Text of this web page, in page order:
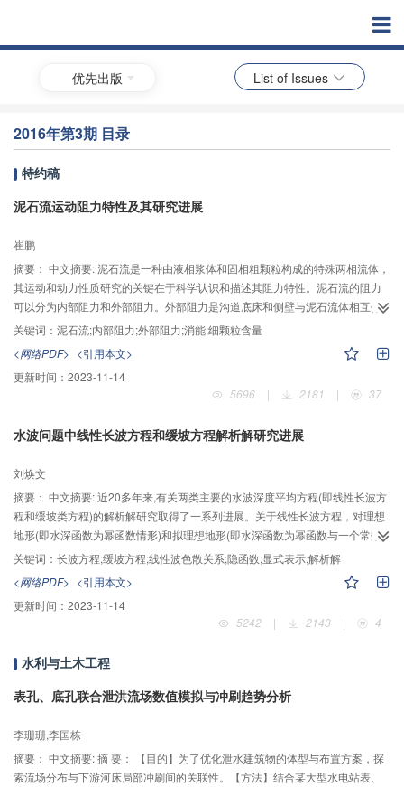
优先出版 List of Issues
2016年第3期 目录
特约稿
泥石流运动阻力特性及其研究进展
崔鹏
摘要： 中文摘要: 泥石流是一种由液相浆体和固相粗颗粒构成的特殊两相流体，
其运动和动力性质研究的关键在于科学认识和描述其阻力特性。泥石流的阻力
可以分为内部阻力和外部阻力。外部阻力是沟道底床和侧壁与泥石流体相互作
用的结果，与沟床的粗糙度、几何形态以及泥石流体的性质相关。内部阻力与
泥石流体的物质构成有关，粘性细颗粒含量较多的粘性泥石流在运动过程中
固、液两相的相对速度不明显，可以将粘性泥石流看成是一种均匀的混合流
体，用伪一相流进行模拟，但其内部阻力仍应分为液相浆体阻力和固相颗粒间
的阻力；粘性细颗粒含量较少的泥石流，液相浆体对粗颗粒的约束作用较小，
重要。浆体中的细颗粒物质对泥石流运动阻力具有非常重要的影响，细颗粒物
性将进一步改变固相颗粒间的相互作用。通过分析粘性泥石流的阻力特性，我
们初步提出了泥石流的综合阻力模型。
关键词： 泥石流;内部阻力;外部阻力;消能;细颗粒含量
<网络PDF> <引用本文>
更新时间： 2023-11-14
5696
| 2181 | 37
水波问题中线性长波方程和缓坡方程解析解研究进展
刘焕文
摘要： 中文摘要: 近20多年来,有关两类主要的水波深度平均方程(即线性长波方
程和缓坡类方程)的解析解研究取得了一系列进展。关于线性长波方程，对理想
地形(即水深函数为幂函数情形)和拟理想地形(即水深函数为幂函数与一个常数
之和的情形)，已经构造了一系列准确解析解。其中，针对理想地形所构造的解
析解一般为封闭解，而针对拟理想地形所构造的解析解一般只能写成Taylor级数
或Frobenius级数的形式。关于缓坡类方程，则于最近构造了一系列Taylor级数
形式的准确解析解，解决了国际水波界40多年来的开问题，其中，针对分段单
调和分段二阶光滑的二维地形以及分片单调和分片二阶光滑的轴对称三维地
度平均水波方程解析求解的主要研究进展给予一个较全面系统的综述，并对该
方面的研究前景做一些展望。
关键词： 长波方程;缓坡方程;线性波色散关系;隐函数;显式表示;解析解
<网络PDF> <引用本文>
更新时间： 2023-11-14
5242
| 2143 | 4
水利与土木工程
表孔、底孔联合泄洪流场数值模拟与冲刷趋势分析
李珊珊,李国栋
摘要： 中文摘要: 摘 要： 【目的】为了优化泄水建筑物的体型与布置方案，探
索流场分布与下游河床局部冲刷间的关联性。【方法】结合某大型水电站表、